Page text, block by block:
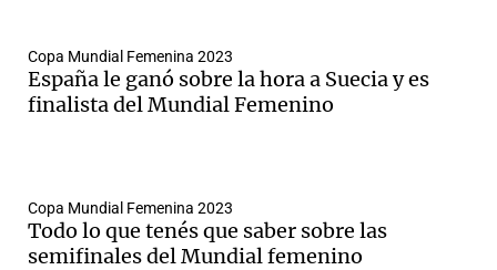
Copa Mundial Femenina 2023
España le ganó sobre la hora a Suecia y es
finalista del Mundial Femenino
Copa Mundial Femenina 2023
Todo lo que tenés que saber sobre las
semifinales del Mundial femenino